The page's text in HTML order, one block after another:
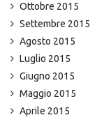
Ottobre 2015
Settembre 2015
Agosto 2015
Luglio 2015
Giugno 2015
Maggio 2015
Aprile 2015